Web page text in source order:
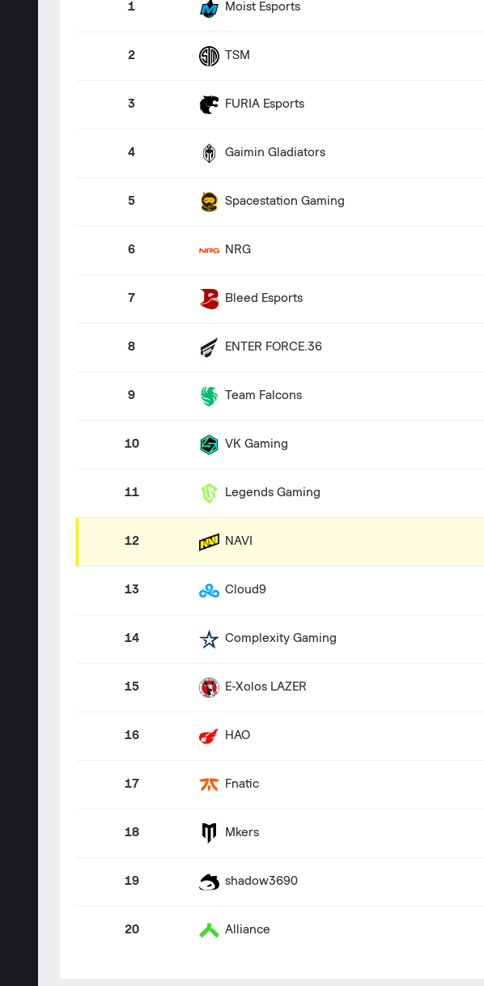
1 Moist Esports
2 TSM
3 FURIA Esports
4 Gaimin Gladiators
5 Spacestation Gaming
6 NRG
7 Bleed Esports
8 ENTER FORCE.36
9 Team Falcons
10 VK Gaming
11 Legends Gaming
12 NAVI
13 Cloud9
14 Complexity Gaming
15 E-Xolos LAZER
16 HAO
17 Fnatic
18 Mkers
19 shadow3690
20 Alliance